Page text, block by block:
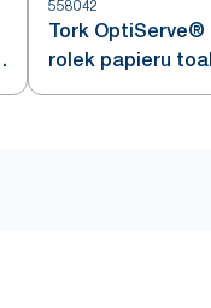
558042
Tork OptiServe®
rolek papieru
gilzy czarny T7